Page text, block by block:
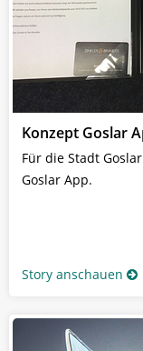
Konzept Goslar
Für die Stadt
Goslar App.
Story anschauen